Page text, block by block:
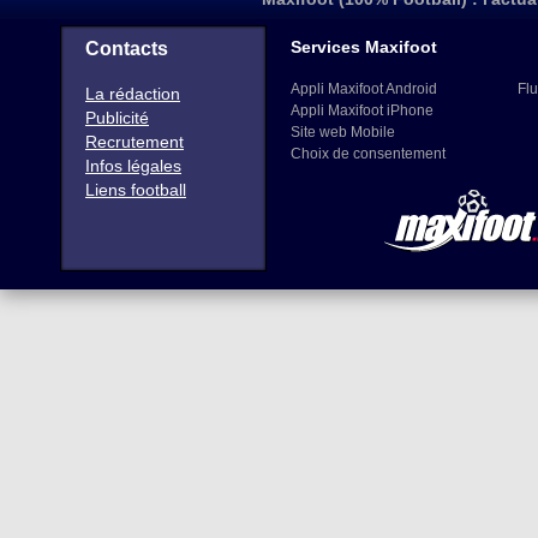
Contacts
La rédaction
Publicité
Recrutement
Infos légales
Liens football
Services Maxifoot
Appli Maxifoot Android
Appli Maxifoot iPhone
Site web Mobile
Choix de consentement